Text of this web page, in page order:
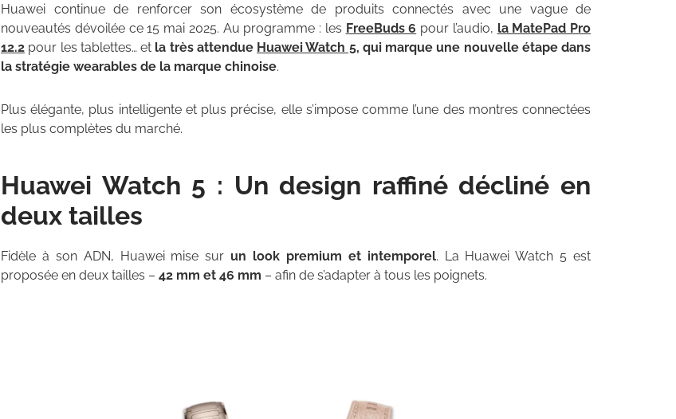
Huawei continue de renforcer son écosystème de produits connectés avec une vague de
nouveautés dévoilée ce 15 mai 2025. Au programme : les FreeBuds 6 pour l’audio, la MatePad Pro
12.2 pour les tablettes… et la très attendue Huawei Watch 5, qui marque une nouvelle étape dans
la stratégie wearables de la marque chinoise.
Plus élégante, plus intelligente et plus précise, elle s’impose comme l’une des montres connectées
les plus complètes du marché.
Huawei Watch 5 : Un design raffiné décliné en
deux tailles
Fidèle à son ADN, Huawei mise sur un look premium et intemporel. La Huawei Watch 5 est
proposée en deux tailles – 42 mm et 46 mm – afin de s’adapter à tous les poignets.